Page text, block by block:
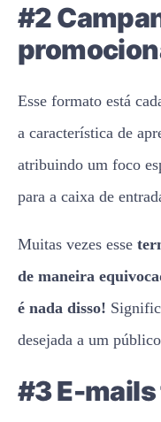
#2
Esse formato está
a característica de
atribuindo um foco
para a caixa de
Muitas vezes esse
de maneira
é nada disso!
desejada a um
#3 E-